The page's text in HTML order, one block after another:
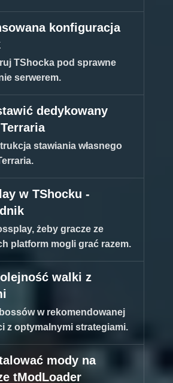
konfiguracja
TShocka pod sprawne
serwerem.
dedykowany
stawiania własnego
w TShocku -
żeby gracze ze
platform mogli grać razem.
walki z
w rekomendowanej
z optymalnymi strategiami.
mody na
tModLoader